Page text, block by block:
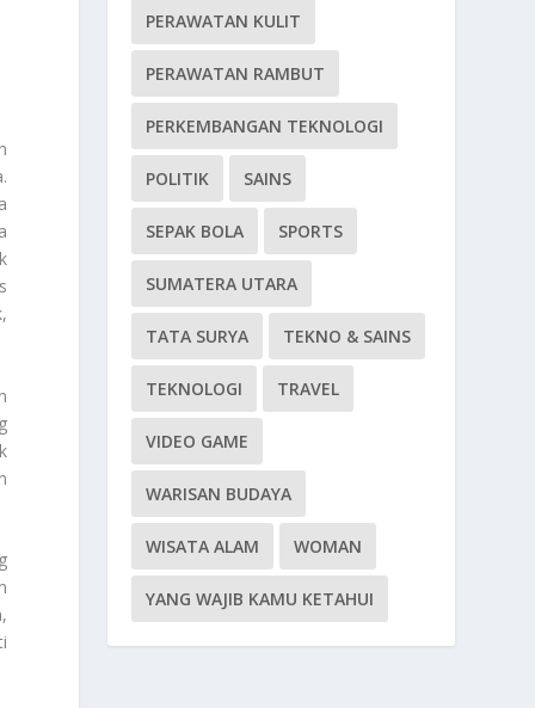
PERAWATAN KULIT
PERAWATAN RAMBUT
PERKEMBANGAN TEKNOLOGI
POLITIK SAINS
SEPAK BOLA SPORTS
SUMATERA UTARA
TATA SURYA TEKNO & SAINS
TEKNOLOGI TRAVEL
VIDEO GAME
WARISAN BUDAYA
WISATA ALAM WOMAN
YANG WAJIB KAMU KETAHUI